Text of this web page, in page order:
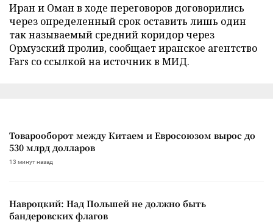
Иран и Оман в ходе переговоров договорились
через определенный срок оставить лишь один
так называемый средний коридор через
Ормузский пролив, сообщает иранское агентство
Fars со ссылкой на источник в МИД.
Товарооборот между Китаем и Евросоюзом вырос до
530 млрд долларов
13 минут назад
Навроцкий: Над Польшей не должно быть
бандеровских флагов